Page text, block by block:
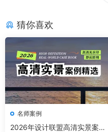
猜你喜欢
名师案例
2026年设计联盟高清实景案例